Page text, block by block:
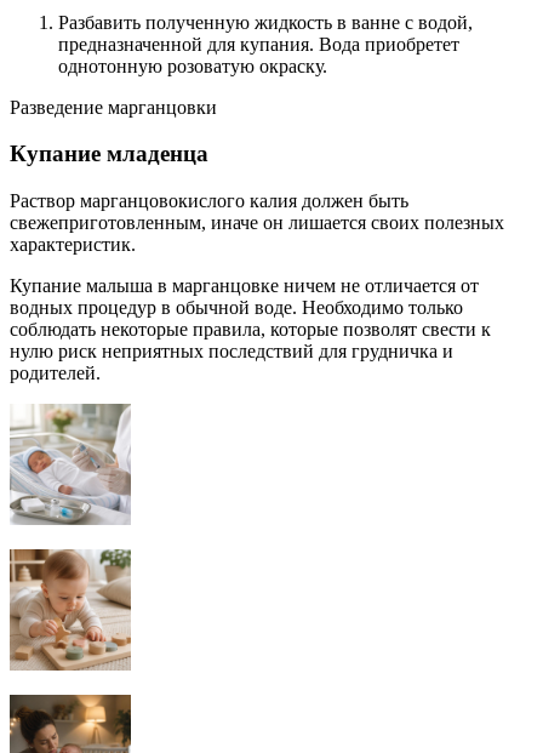
Разбавить полученную жидкость в ванне с водой,
предназначенной для купания. Вода приобретет
однотонную розоватую окраску.
Разведение марганцовки
Купание младенца
Раствор марганцовокислого калия должен быть
свежеприготовленным, иначе он лишается своих полезных
характеристик.
Купание малыша в марганцовке ничем не отличается от
водных процедур в обычной воде. Необходимо только
соблюдать некоторые правила, которые позволят свести к
нулю риск неприятных последствий для грудничка и
родителей.